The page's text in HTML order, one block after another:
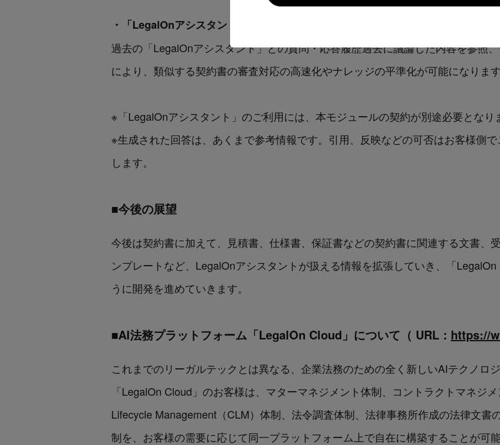
Go to US website
・「LegalOnアシスタント」との質問・応答履歴過去の会話履歴を一覧で表示・
過去の「LegalOnアシスタント」との質問・応答履歴過去に議論した内容を参照
により、類似する契約書の審査対応の高速化やナレッジの平準化が可能になります
※「LegalOnアシスタント」のご利用には、本モジュールの契約が別途必要となり
※生成された回答は、あくまで参考情報です。引用、反映などの可否はお客様側
します。
■今後の展望
今後は契約書に加えて、見積書、仕様書、保証書などの契約書に関連する文書、
ンプレートなど、LegalOnアシスタントが扱える情報を拡張していき、「
うに開発を進めていきます。
■AI法務プラットフォーム「LegalOn Cloud」について（ URL： https://
これまでのリーガルテックとは異なる、企業法務のための全く新しいAIテクノロ
「LegalOn Cloud」のお客様は、マターマネジメント体制、コントラクトマネジ
Lifecycle Management（CLM）体制、法令調査体制、法律事務所作成の法律文書
制を、お客様の需要に応じて同一プラットフォーム上で自在に構築することが可